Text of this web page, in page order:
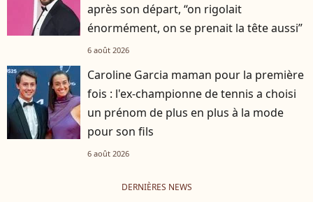
après son départ, “on rigolait
énormément, on se prenait la tête aussi”
6 août 2026
Caroline Garcia maman pour la première
fois : l'ex-championne de tennis a choisi
un prénom de plus en plus à la mode
pour son fils
6 août 2026
DERNIÈRES NEWS